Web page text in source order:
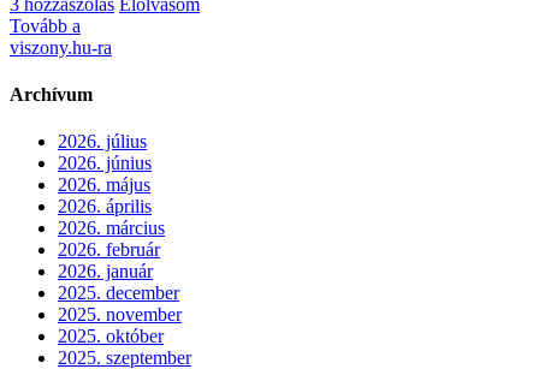
3 hozzászólás Elolvasom
Tovább a
viszony.hu-ra
Archívum
2026. július
2026. június
2026. május
2026. április
2026. március
2026. február
2026. január
2025. december
2025. november
2025. október
2025. szeptember